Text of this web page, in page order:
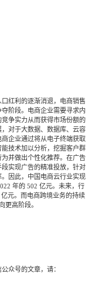
红利的逐渐消退，电商销售
阶段。电商企业需要寻求内
争实力从而获得市场份额的
对于大数据、数据库、云容
企业通过将从电子终端获取
技术加以分析，挖掘客户群
并做出个性化推荐。在广告
实现广告的精准投放，针对
因此，中国电商云行业实现
年的502 亿元。未来，行
亿元。而电商跨境业务的持续
更高阶段。
众号的文章，请：